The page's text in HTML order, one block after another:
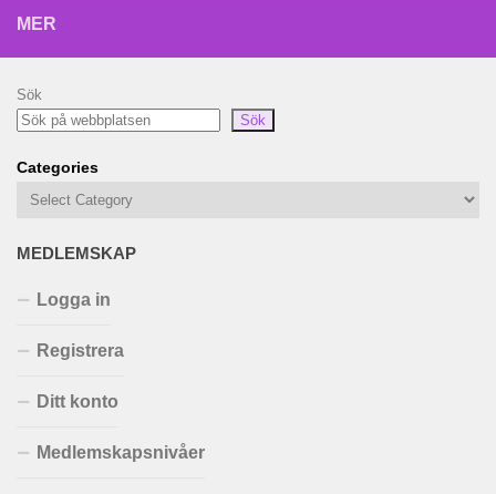
MER
Sök
Sök
Categories
MEDLEMSKAP
Logga in
Registrera
Ditt konto
Medlemskapsnivåer